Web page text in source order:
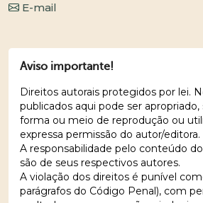
E-mail
Aviso importante!
Direitos autorais protegidos por lei.
publicados aqui pode ser
forma ou meio de reprodução ou
expressa permissão do autor/editora.
A responsabilidade pelo conteúdo
são de seus respectivos autores.
A violação dos direitos é punível
parágrafos do Código Penal), com